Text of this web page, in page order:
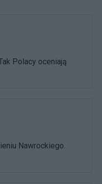
Polacy oceniają
Nawrockiego.